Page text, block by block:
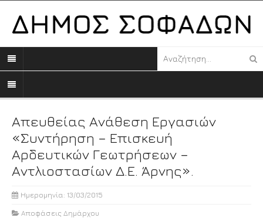
Απευθείας Ανάθεση Εργασιών
«Συντήρηση – Επισκευή
Αρδευτικών Γεωτρήσεων –
Αντλιοστασίων Δ.Ε. Άρνης».
Ημερομηνία: 13/03/2015
Αποφάσεις Δημάρχου